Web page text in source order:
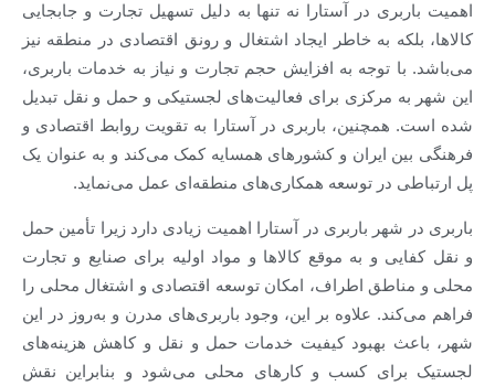
اهمیت باربری در آستارا نه تنها به دلیل تسهیل تجارت و جابجایی
کالاها، بلکه به خاطر ایجاد اشتغال و رونق اقتصادی در منطقه نیز
می‌باشد. با توجه به افزایش حجم تجارت و نیاز به خدمات باربری،
این شهر به مرکزی برای فعالیت‌های لجستیکی و حمل و نقل تبدیل
شده است. همچنین، باربری در آستارا به تقویت روابط اقتصادی و
فرهنگی بین ایران و کشورهای همسایه کمک می‌کند و به عنوان یک
پل ارتباطی در توسعه همکاری‌های منطقه‌ای عمل می‌نماید.
باربری در شهر باربری در آستارا اهمیت زیادی دارد زیرا تأمین حمل
و نقل کفایی و به موقع کالاها و مواد اولیه برای صنایع و تجارت
محلی و مناطق اطراف، امکان توسعه اقتصادی و اشتغال محلی را
فراهم می‌کند. علاوه بر این، وجود باربری‌های مدرن و به‌روز در این
شهر، باعث بهبود کیفیت خدمات حمل و نقل و کاهش هزینه‌های
لجستیک برای کسب و کارهای محلی می‌شود و بنابراین نقش